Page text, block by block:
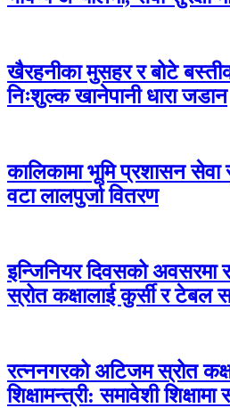
खैरहनीका मुसहर र बोटे
निःशुल्क खानेपानी धारा जडान
कालिकामा भूमि प्रशासन
वटा लालपुर्जा वितरण
इन्जिनियर दिवसको
स्रोत कक्षालाई कुर्सी र टेबल
रत्ननगरको अटिजम स्रोत
शिक्षामन्त्री: समावेशी